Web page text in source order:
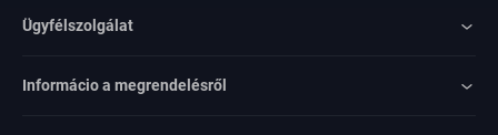
Ügyfélszolgálat
Informácio a megrendelésről